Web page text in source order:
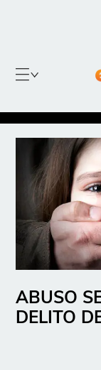
ABUSO
DELITO